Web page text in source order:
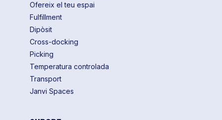
Ofereix el teu espai
Fulfillment
Dipòsit
Cross-docking
Picking
Temperatura controlada
Transport
Janvi Spaces